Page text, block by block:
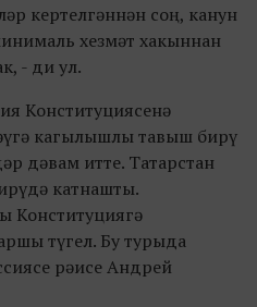
кертелгәннән соң, канун
хезмәт хакыннан
- ди ул.
Конституциясенә
кагылышлы тавыш бирү
дәвам итте. Татарстан
катнашты.
Конституциягә
түгел. Бу турыда
рәисе Андрей